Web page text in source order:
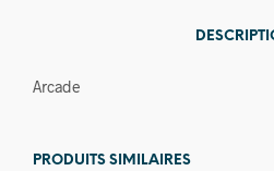
Arcade
PRODUITS SIMILAIRES